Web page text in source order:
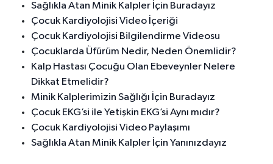
Sağlıkla Atan Minik Kalpler İçin Buradayız
Çocuk Kardiyolojisi Video İçeriği
Çocuk Kardiyolojisi Bilgilendirme Videosu
Çocuklarda Üfürüm Nedir, Neden Önemlidir?
Kalp Hastası Çocuğu Olan Ebeveynler Nelere
Dikkat Etmelidir?
Minik Kalplerimizin Sağlığı İçin Buradayız
Çocuk EKG’si ile Yetişkin EKG’si Aynı mıdır?
Çocuk Kardiyolojisi Video Paylaşımı
Sağlıkla Atan Minik Kalpler İçin Yanınızdayız